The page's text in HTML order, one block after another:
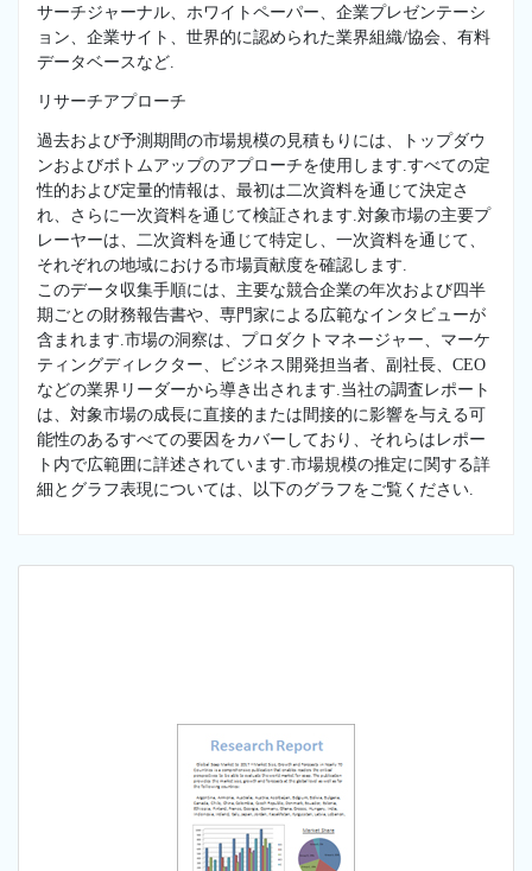
サーチジャーナル、ホワイトペーパー、企業プレゼンテーシ
ョン、企業サイト、世界的に認められた業界組織/協会、有料
データベースなど.
リサーチアプローチ
過去および予測期間の市場規模の見積もりには、トップダウ
ンおよびボトムアップのアプローチを使用します.すべての定
性的および定量的情報は、最初は二次資料を通じて決定さ
れ、さらに一次資料を通じて検証されます.対象市場の主要プ
レーヤーは、二次資料を通じて特定し、一次資料を通じて、
それぞれの地域における市場貢献度を確認します.
このデータ収集手順には、主要な競合企業の年次および四半
期ごとの財務報告書や、専門家による広範なインタビューが
含まれます.市場の洞察は、プロダクトマネージャー、マーケ
ティングディレクター、ビジネス開発担当者、副社長、CEO
などの業界リーダーから導き出されます.当社の調査レポート
は、対象市場の成長に直接的または間接的に影響を与える可
能性のあるすべての要因をカバーしており、それらはレポー
ト内で広範囲に詳述されています.市場規模の推定に関する詳
細とグラフ表現については、以下のグラフをご覧ください.